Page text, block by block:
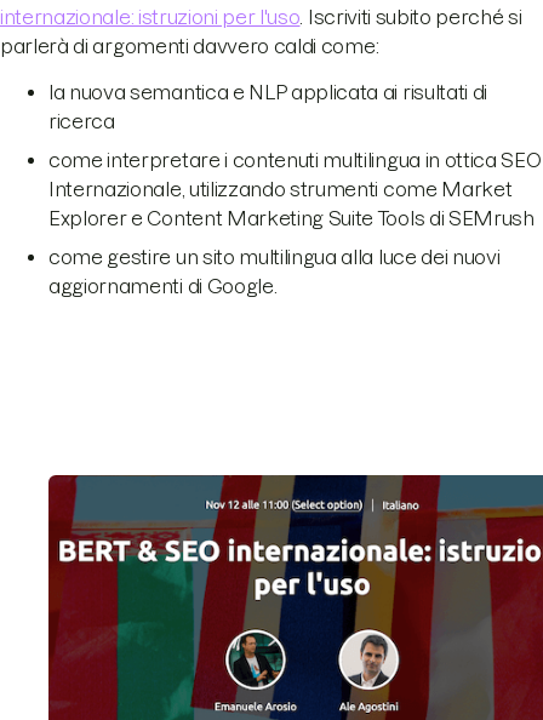
internazionale: istruzioni per l'uso . Iscriviti subito perché si
parlerà di argomenti davvero caldi come:
la nuova semantica e NLP applicata ai risultati di
ricerca
come interpretare i contenuti multilingua in ottica SEO
Internazionale, utilizzando strumenti come Market
Explorer e Content Marketing Suite Tools di SEMrush
come gestire un sito multilingua alla luce dei nuovi
aggiornamenti di Google.